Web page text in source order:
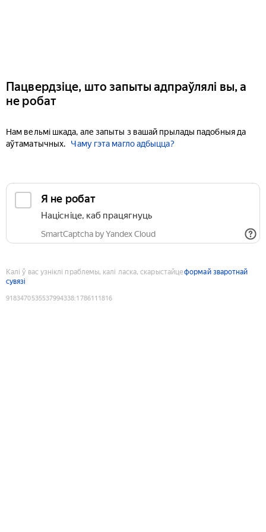
Пацвердзіце, што запыты адпраўлялі вы, а
не робат
Нам вельмі шкада, але запыты з вашай прылады падобныя да
аўтаматычных.
Чаму гэта магло адбыцца?
Я не робат
Націсніце, каб працягнуць
SmartCaptcha by Yandex Cloud
Калі ў вас узніклі праблемы, калі ласка, скарыстайцеформай зваротнай
сувязі
9183470535537994338:1786111816